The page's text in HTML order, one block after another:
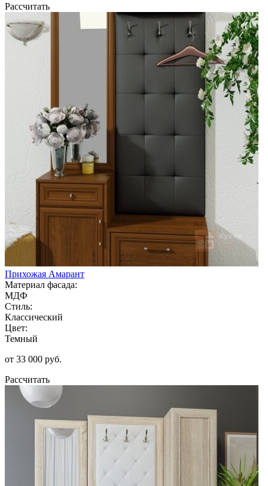
Рассчитать
Прихожая Амарант
Материал фасада:
МДФ
Стиль:
Классический
Цвет:
Темный
от 33 000 руб.
Рассчитать